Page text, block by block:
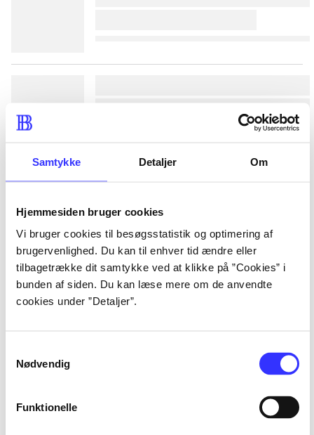
Samtykke Detaljer Om
Hjemmesiden bruger cookies
Vi bruger cookies til besøgsstatistik og optimering af
brugervenlighed. Du kan til enhver tid ændre eller
tilbagetrække dit samtykke ved at klikke på ”Cookies” i
bunden af siden. Du kan læse mere om de anvendte
cookies under ”Detaljer”.
Nødvendig
Funktionelle
lorem ipsum dolor sit
lorem ipsum dolor sit
lorem ipsum dolor sit
lorem ipsum dolor sit
lorem ipsum dolor sit
lorem ipsum dolor sit
lorem ipsum dolor sit
lorem ipsum dolor sit
lorem ipsum dolor sit
lorem ipsum dolor sit
lorem ipsum dolor sit